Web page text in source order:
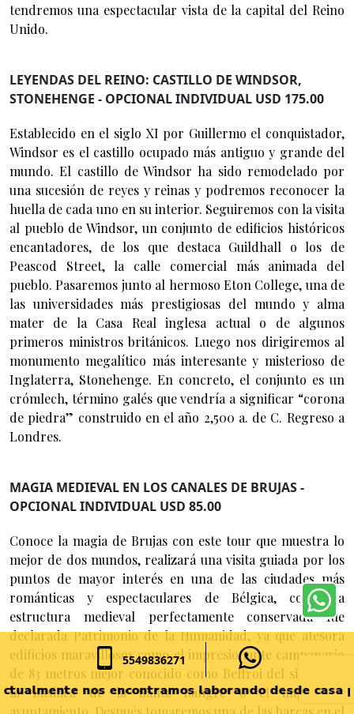
tendremos una espectacular vista de la capital del Reino
Unido.
LEYENDAS DEL REINO: CASTILLO DE WINDSOR,
STONEHENGE - OPCIONAL INDIVIDUAL USD 175.00
Establecido en el siglo XI por Guillermo el conquistador,
Windsor es el castillo ocupado más antiguo y grande del
mundo. El castillo de Windsor ha sido remodelado por
una sucesión de reyes y reinas y podremos reconocer la
huella de cada uno en su interior. Seguiremos con la visita
al pueblo de Windsor, un conjunto de edificios históricos
encantadores, de los que destaca Guildhall o los de
Peascod Street, la calle comercial más animada del
pueblo. Pasaremos junto al hermoso Eton College, una de
las universidades más prestigiosas del mundo y alma
mater de la Casa Real inglesa actual o de algunos
primeros ministros británicos. Luego nos dirigiremos al
monumento megalítico más interesante y misterioso de
Inglaterra, Stonehenge. En concreto, el conjunto es un
crómlech, término galés que vendría a significar “corona
de piedra” construido en el año 2,500 a. de C. Regreso a
Londres.
MAGIA MEDIEVAL EN LOS CANALES DE BRUJAS -
OPCIONAL INDIVIDUAL USD 85.00
Conoce la magia de Brujas con este tour que muestra lo
mejor de dos mundos, realizará una visita guiada por los
puntos de mayor interés en una de las ciudades más
románticas y espectaculares de Bélgica, con una
estructura medieval perfectamente conservada fue
declarada Patrimonio de la Humanidad, ya que atesora
edificios maravillosos como el impresionante campanario
de 83 metros mejor conocido como Beffroi del siglo XIV,
la Basílica de la Santa Sangre o el imponente
5549836271
nos encontramos laborando desde casa por lo